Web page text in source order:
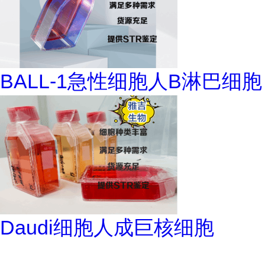
BALL-1急性细胞人B淋巴细胞
Daudi细胞人成巨核细胞